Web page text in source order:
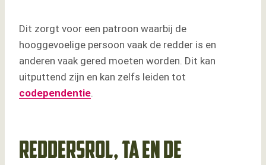
Dit zorgt voor een patroon waarbij de
hooggevoelige persoon vaak de redder is en
anderen vaak gered moeten worden. Dit kan
uitputtend zijn en kan zelfs leiden tot
codependentie.
Reddersrol, TA en de